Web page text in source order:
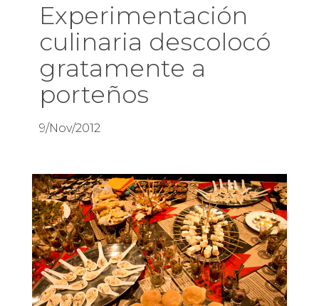
Experimentación
culinaria descolocó
gratamente a
porteños
9/Nov/2012